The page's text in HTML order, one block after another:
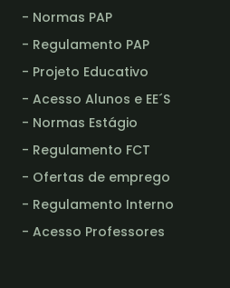
- Normas PAP
- Regulamento PAP
- Projeto Educativo
- Acesso Alunos e EE´S
- Normas Estágio
- Regulamento FCT
- Ofertas de emprego
- Regulamento Interno
- Acesso Professores